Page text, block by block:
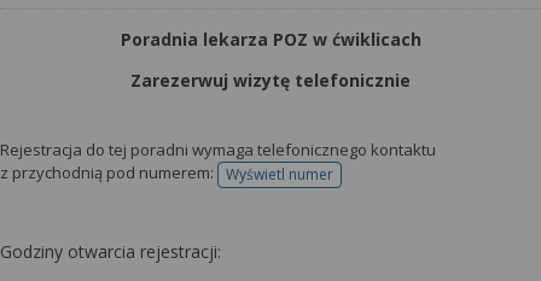
Poradnia lekarza POZ w ćwiklicach
Zarezerwuj wizytę telefonicznie
Rejestracja do tej poradni wymaga telefonicznego kontaktu
z przychodnią pod numerem:
Wyświetl numertelefonu do rejestracji
Godziny otwarcia rejestracji: